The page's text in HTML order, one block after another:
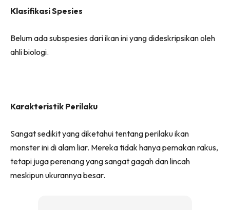
Klasifikasi Spesies
Belum ada subspesies dari ikan ini yang dideskripsikan oleh
ahli biologi.
Karakteristik Perilaku
Sangat sedikit yang diketahui tentang perilaku ikan
monster ini di alam liar. Mereka tidak hanya pemakan rakus,
tetapi juga perenang yang sangat gagah dan lincah
meskipun ukurannya besar.